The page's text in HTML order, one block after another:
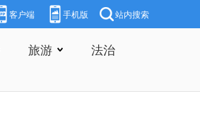
客户端 手机版 站内搜索
旅游
法治